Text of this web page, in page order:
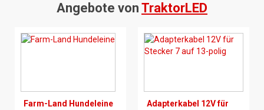
Angebote von TraktorLED
Farm-Land Hundeleine
Adapterkabel 12V für